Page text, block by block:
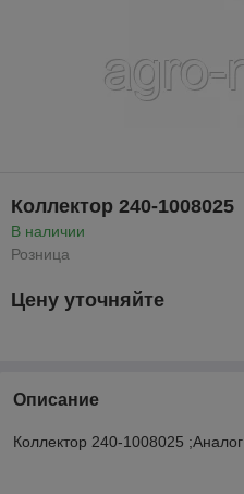
Коллектор 240-1008025
В наличии
Розница
Цену уточняйте
Описание
Коллектор 240-1008025 ;Аналог